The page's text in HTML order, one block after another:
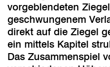
vorgeblendeten
geschwungenem
direkt auf die Ziegel
ein mittels Kapitel
Das Zusammenspiel